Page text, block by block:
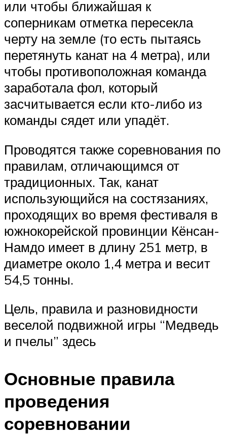
или чтобы ближайшая к
соперникам отметка пересекла
черту на земле (то есть пытаясь
перетянуть канат на 4 метра), или
чтобы противоположная команда
заработала фол, который
засчитывается если кто-либо из
команды сядет или упадёт.
Проводятся также соревнования по
правилам, отличающимся от
традиционных. Так, канат
использующийся на состязаниях,
проходящих во время фестиваля в
южнокорейской провинции Кёнсан-
Намдо имеет в длину 251 метр, в
диаметре около 1,4 метра и весит
54,5 тонны.
Цель, правила и разновидности
веселой подвижной игры “Медведь
и пчелы” здесь
Основные правила
проведения
соревновании